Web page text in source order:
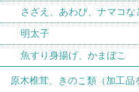
さざえ、あわび、ナマコな
明太子
魚すり身揚げ、かまぼこ
原木椎茸、きのこ類（加工品